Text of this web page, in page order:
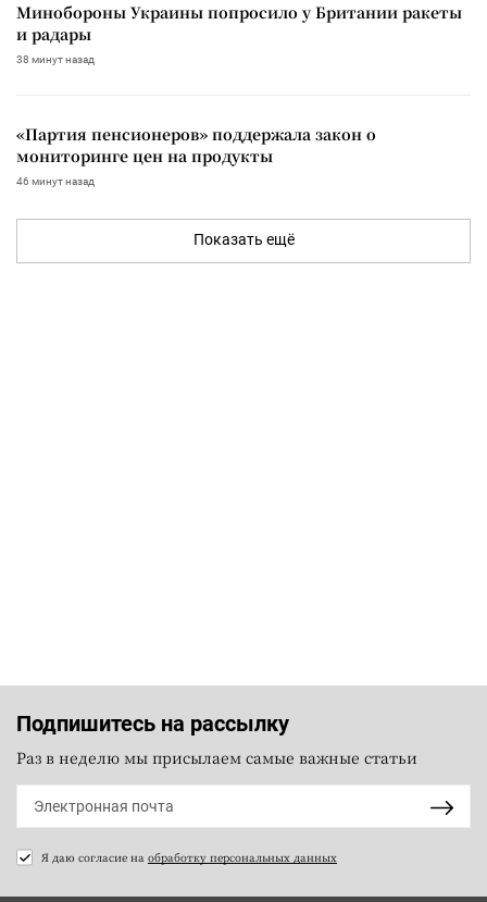
Минобороны Украины попросило у Британии ракеты
и радары
38 минут назад
«Партия пенсионеров» поддержала закон о
мониторинге цен на продукты
46 минут назад
Показать ещё
Подпишитесь на рассылку
Раз в неделю мы присылаем самые важные статьи
Я даю согласие на обработку персональных данных